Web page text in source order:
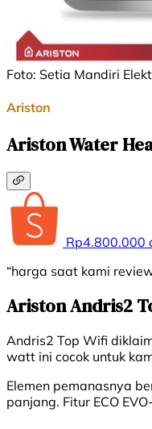
Foto: Setia Mandiri
Ariston
Ariston Water
Rp4.800.000
“harga saat kami
Ariston Andris2
Andris2 Top Wifi
watt ini cocok untuk
Elemen pemanasnya
panjang. Fitur ECO